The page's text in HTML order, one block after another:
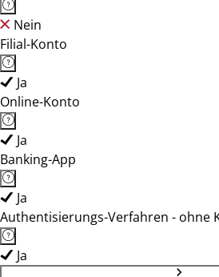
Nein
Filial-Konto
Ja
Online-Konto
Ja
Banking-App
Ja
Authentisierungs-Verfahren - ohne
Ja